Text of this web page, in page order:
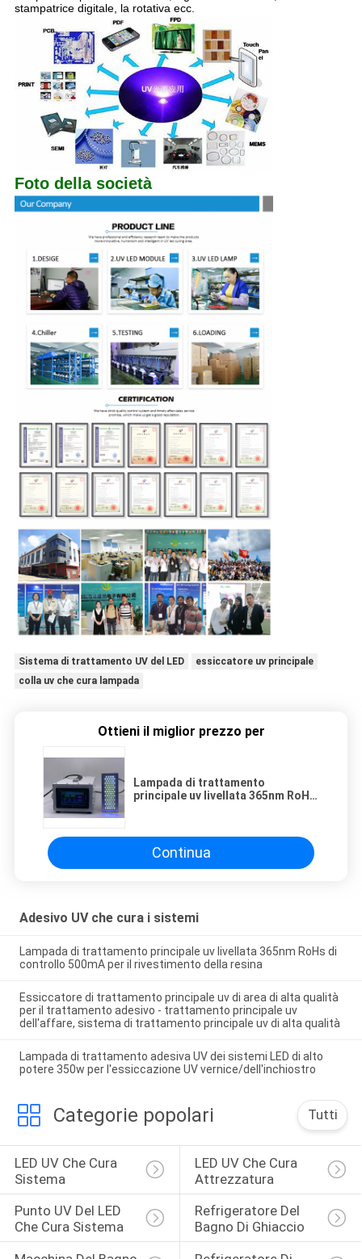
stampatrice digitale, la rotativa ecc.
Foto della società
Sistema di trattamento UV del LED
essiccatore uv principale
colla uv che cura lampada
Ottieni il miglior prezzo per
Lampada di trattamento
principale uv livellata 365nm RoHs
Continua
Adesivo UV che cura i sistemi
Lampada di trattamento principale uv livellata 365nm RoHs di
controllo 500mA per il rivestimento della resina
Essiccatore di trattamento principale uv di area di alta qualità
per il trattamento adesivo - trattamento principale uv
dell'affare, sistema di trattamento principale uv di alta qualità
Lampada di trattamento adesiva UV dei sistemi LED di alto
potere 350w per l'essiccazione UV vernice/dell'inchiostro
Categorie popolari Tutti
LED UV Che Cura
Sistema
LED UV Che Cura
Attrezzatura
Punto UV Del LED
Che Cura Sistema
Refrigeratore Del
Bagno Di Ghiaccio